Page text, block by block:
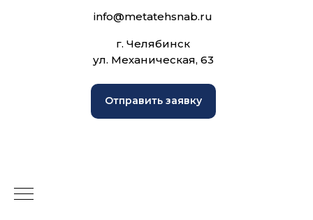
info@metatehsnab.ru
г. Челябинск
ул. Механическая, 63
Отправить заявку